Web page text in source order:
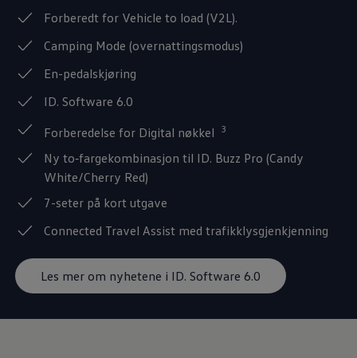
Forberedt for Vehicle to load (V2L).
Camping Mode (overnattingsmodus)
En-pedalskjøring
ID. Software 6.0
Forberedelse for Digital nøkkel
3
Ny to‑fargekombinasjon til ID. Buzz Pro (Candy
White/Cherry Red)
7-seter på kort utgave
Connected Travel Assist med trafikklysgjenkjenning
Les mer om nyhetene i ID. Software 6.0